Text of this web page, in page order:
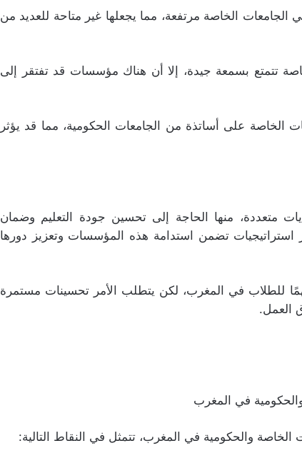
الجامعات الخاصة مرتفعة، مما يجعلها غير متاحة للعديد من
تتمتع بسمعة جيدة، إلا أن هناك مؤسسات قد تفتقر إلى
الخاصة على أساتذة من الجامعات الحكومية، مما قد يؤثر
متعددة، منها الحاجة إلى تحسين جودة التعليم وضمان
استراتيجيات تضمن استدامة هذه المؤسسات وتعزيز دورها
للطلاب في المغرب، لكن يتطلب الأمر تحسينات مستمرة
العمل.
في المغرب
والحكومية في المغرب، تتمثل في النقاط التالية: